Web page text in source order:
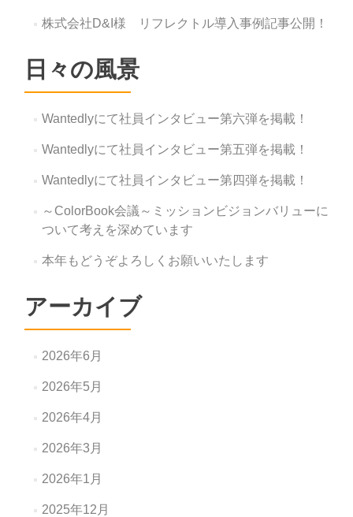
株式会社D&I様 リフレクトル導入事例記事公開！
日々の風景
Wantedlyにて社員インタビュー第六弾を掲載！
Wantedlyにて社員インタビュー第五弾を掲載！
Wantedlyにて社員インタビュー第四弾を掲載！
～ColorBook会議～ミッションビジョンバリューに
ついて考えを深めています
本年もどうぞよろしくお願いいたします
アーカイブ
2026年6月
2026年5月
2026年4月
2026年3月
2026年1月
2025年12月